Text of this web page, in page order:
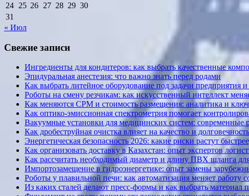
24 25 26 27 28 29 30
31
« Июл
Свежие записи
Ингредиенты для кондитеров: как выбрать качественные
Эпидуральная анестезия: что важно знать перед родами
Как выбрать литейное оборудование под задачи предприятия
Роботы на смену резчикам: как искусственный интеллект
Как меняются CPM и стоимость размещения: аналитика и
Как оптико-эмиссионная спектрометрия помогает
Вакуумные установки для медицинских систем: современные
Как дробеструйная очистка влияет на качество и
Энергетическая безопасность 2026: какие риски растут
Как организовать доставку в Казахстан: опыт экспертов
Как рассчитать необходимый диаметр и длину ПВХ шланга
Импортозамещение в гидроэнергетике: опыт замены
Роботы у плавильной печи: как автоматизация меняет работу
Из каких сталей делают пресс-формы и как выбрать материал